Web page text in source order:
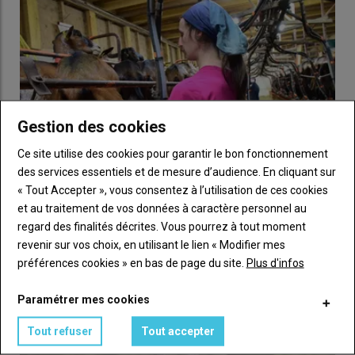
que, légalement, seuls les animaux génétiquement résistants à
la tremblante des petits ruminants peuvent faire l’objet d’un
autovaccin. Un génotypage de l’animal prélevé est donc
nécessaire pour des matrices autres que le lait et matières
fécales. Par exemple, legénotypage
est indispensable pour les
abcès ou les pneumonies.
Suivi attentif des effets
standardisés, et leur utilisation repose sur une obligation de
, insiste Benoît Forestier.
doit donc faire l’objet d’un consentement éclairé de l’éleveur et un
suivi attentif des effets indésirables
précisément pour ça que les retours d’expérience sont
1 – Vaccin bivalent contre les
Prix du lait de chèvre en légère hausse au premier
trimestre 2026, taux en retrait
17 juillet 2026
premier trimestre 2026, à 956 €/1 000 l en moyenne. En…
Gestion des cookies
Ce site utilise des cookies pour garantir le bon fonctionnement
des services essentiels et de mesure d’audience. En cliquant sur
« Tout Accepter », vous consentez à l’utilisation de ces cookies
et au traitement de vos données à caractère personnel au
regard des finalités décrites. Vous pourrez à tout moment
revenir sur vos choix, en utilisant le lien « Modifier mes
préférences cookies » en bas de page du site. Plus d'infos
Paramétrer mes cookies
Tout refuser Tout accepter